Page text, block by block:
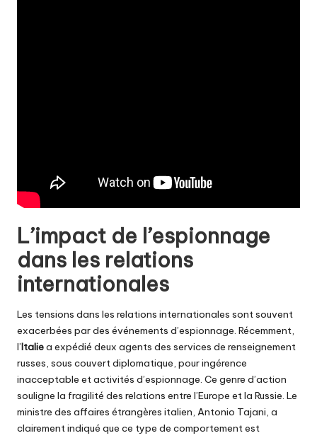
L’impact de l’espionnage
dans les relations
internationales
Les tensions dans les relations internationales sont souvent
exacerbées par des événements d’espionnage. Récemment,
l’Italiea expédié deux agents des services de renseignement
russes, sous couvert diplomatique, pour ingérence
inacceptable et activités d’espionnage. Ce genre d’action
souligne la fragilité des relations entre l’Europe et la Russie. Le
ministre des affaires étrangères italien, Antonio Tajani, a
clairement indiqué que ce type de comportement est